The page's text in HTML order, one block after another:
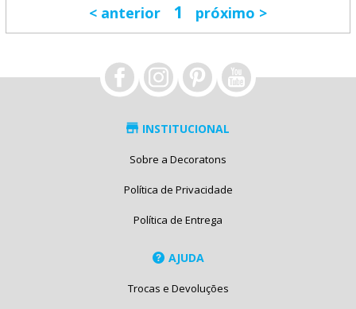
anterior 1 próximo
INSTITUCIONAL
Sobre a Decoratons
Política de Privacidade
Política de Entrega
AJUDA
Trocas e Devoluções